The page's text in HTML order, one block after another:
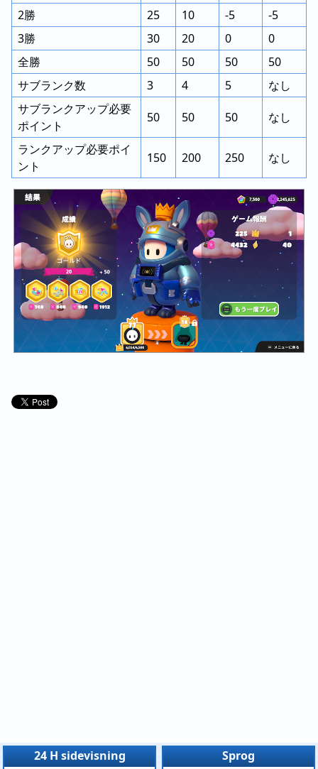
2勝
25 10 -5
-5
3勝
30 20 0
0
全勝
50 50 50
50
サブランク数
3 4 5
なし
サブランクアップ必要
ポイント
50 50 50 なし
ランクアップ必要ポイ
ント
150 200 250 なし
24 H sidevisning
Sprog